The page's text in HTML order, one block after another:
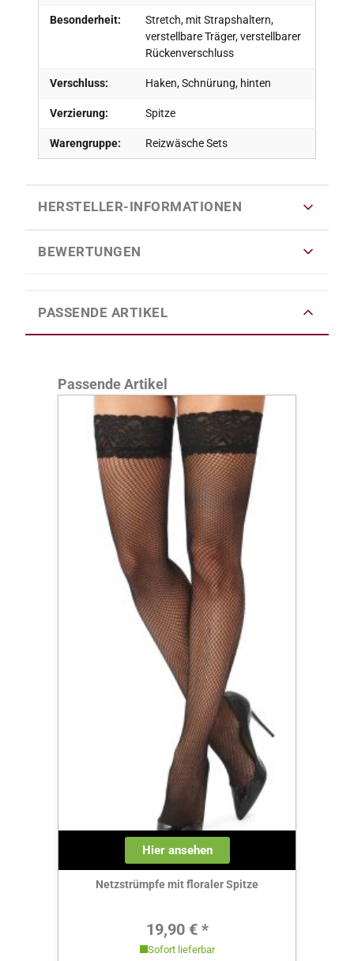
Besonderheit:
Stretch, mit Strapshaltern,
verstellbare Träger, verstellbarer
Rückenverschluss
Verschluss: Haken, Schnürung, hinten
Verzierung: Spitze
Warengruppe: Reizwäsche Sets
HERSTELLER-INFORMATIONEN
BEWERTUNGEN
PASSENDE ARTIKEL
Produktgalerie überspringen
Passende Artikel
Hier ansehen
Netzstrümpfe mit floraler Spitze
Regulärer Preis:
19,90 € *
Sofort lieferbar